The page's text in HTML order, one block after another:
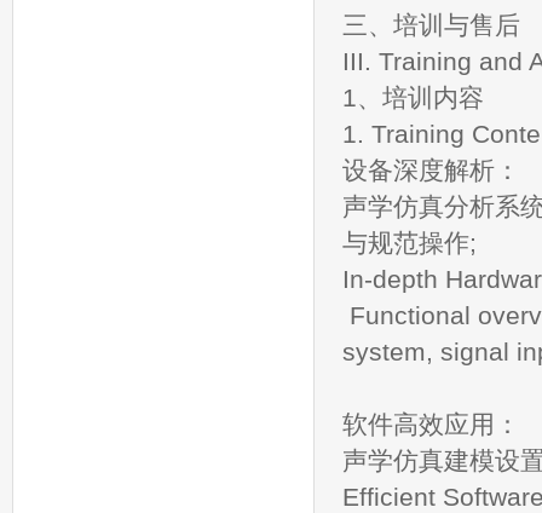
三、培训与售后
III. Training and
1、培训内容
1. Training
设备深度解析：
声学仿真分析系
与规范操作;
In-depth
Functional
system, signal
软件高效应用：
声学仿真建模设
Efficient